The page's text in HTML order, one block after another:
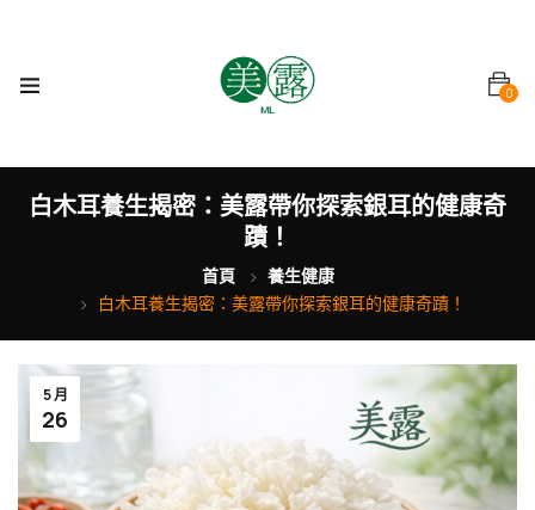
0
白木耳養生揭密：美露帶你探索銀耳的健康奇
蹟！
首頁
養生健康
白木耳養生揭密：美露帶你探索銀耳的健康奇蹟！
5 月
26